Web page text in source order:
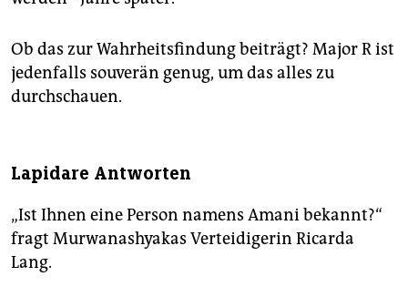
Ob das zur Wahrheitsfindung beiträgt? Major R ist
jedenfalls souverän genug, um das alles zu
durchschauen.
Lapidare Antworten
„Ist Ihnen eine Person namens Amani bekannt?“
fragt Murwanashyakas Verteidigerin Ricarda
Lang.